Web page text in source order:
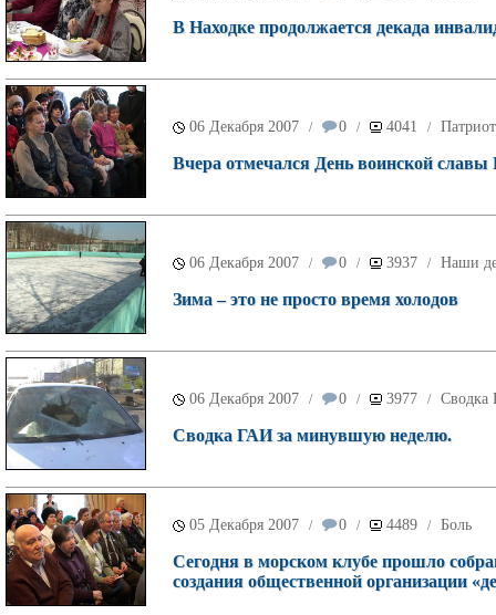
В Находке продолжается декада
06 Декабря 2007 / 0 / 4041 / Патриот
Вчера отмечался День воинской славы
06 Декабря 2007 / 0 / 3937 / Наши
Зима – это не просто время холодов
06 Декабря 2007 / 0 / 3977 / Сводка
Сводка ГАИ за минувшую неделю.
05 Декабря 2007 / 0 / 4489 / Боль
Сегодня в морском клубе прошло
создания общественной организации